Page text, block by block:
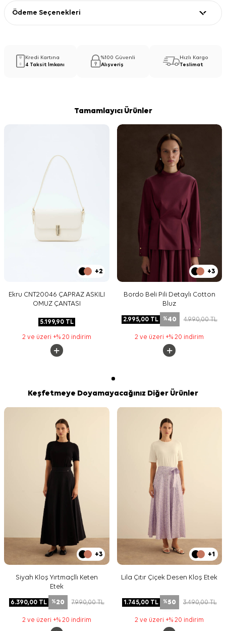
Ödeme Seçenekleri
Kredi Kartına
4 Taksit İmkanı
%100 Güvenli
Alışveriş
Hızlı Kargo
Teslimat
Tamamlayıcı Ürünler
+2
Ekru CNT20046 ÇAPRAZ ASKILI
OMUZ ÇANTASI
5.199,90TL
2 ve üzeri +% 20 indirim
+3
Bordo Beli Pili Detaylı Cotton
Bluz
2.995,00TL %40 4.990,00TL
2 ve üzeri +% 20 indirim
Keşfetmeye Doyamayacağınız Diğer Ürünler
+3
Siyah Kloş Yırtmaçllı Keten
Etek
6.390,00TL %20 7.990,00TL
2 ve üzeri +% 20 indirim
+1
Lila Çıtır Çiçek Desen Kloş Etek
1.745,00TL %50 3.490,00TL
2 ve üzeri +% 20 indirim